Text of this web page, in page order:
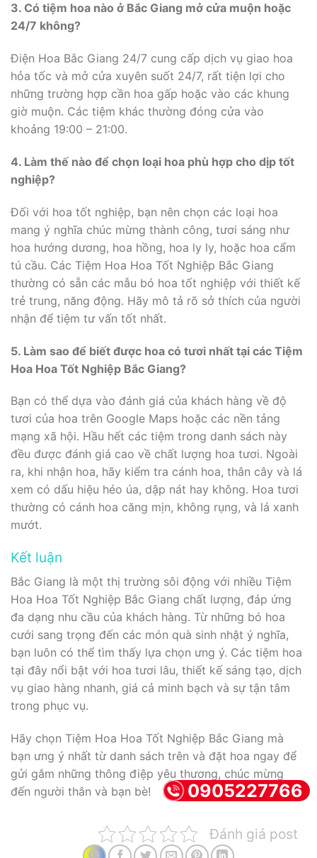
3. Có tiệm hoa nào ở Bắc Giang mở cửa muộn hoặc
24/7 không?
Điện Hoa Bắc Giang 24/7 cung cấp dịch vụ giao hoa
hỏa tốc và mở cửa xuyên suốt 24/7, rất tiện lợi cho
những trường hợp cần hoa gấp hoặc vào các khung
giờ muộn. Các tiệm khác thường đóng cửa vào
khoảng 19:00 – 21:00.
4. Làm thế nào để chọn loại hoa phù hợp cho dịp tốt
nghiệp?
Đối với hoa tốt nghiệp, bạn nên chọn các loại hoa
mang ý nghĩa chúc mừng thành công, tươi sáng như
hoa hướng dương, hoa hồng, hoa ly ly, hoặc hoa cẩm
tú cầu. Các Tiệm Hoa Hoa Tốt Nghiệp Bắc Giang
thường có sẵn các mẫu bó hoa tốt nghiệp với thiết kế
trẻ trung, năng động. Hãy mô tả rõ sở thích của người
nhận để tiệm tư vấn tốt nhất.
5. Làm sao để biết được hoa có tươi nhất tại các Tiệm
Hoa Hoa Tốt Nghiệp Bắc Giang?
Bạn có thể dựa vào đánh giá của khách hàng về độ
tươi của hoa trên Google Maps hoặc các nền tảng
mạng xã hội. Hầu hết các tiệm trong danh sách này
đều được đánh giá cao về chất lượng hoa tươi. Ngoài
ra, khi nhận hoa, hãy kiểm tra cánh hoa, thân cây và lá
xem có dấu hiệu héo úa, dập nát hay không. Hoa tươi
thường có cánh hoa căng mịn, không rụng, và lá xanh
mướt.
Kết luận
Bắc Giang là một thị trường sôi động với nhiều Tiệm
Hoa Hoa Tốt Nghiệp Bắc Giang chất lượng, đáp ứng
đa dạng nhu cầu của khách hàng. Từ những bó hoa
cưới sang trọng đến các món quà sinh nhật ý nghĩa,
bạn luôn có thể tìm thấy lựa chọn ưng ý. Các tiệm hoa
tại đây nổi bật với hoa tươi lâu, thiết kế sáng tạo, dịch
vụ giao hàng nhanh, giá cả minh bạch và sự tận tâm
trong phục vụ.
Hãy chọn Tiệm Hoa Hoa Tốt Nghiệp Bắc Giang mà
bạn ưng ý nhất từ danh sách trên và đặt hoa ngay để
gửi gắm những thông điệp yêu thương, chúc mừng
đến người thân và bạn bè!
Đánh giá post
0905227766